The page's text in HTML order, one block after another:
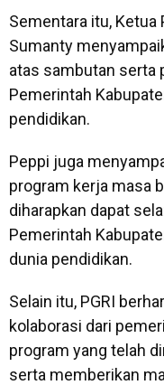
Sementara itu, Ketua
Sumanty
atas sambutan serta
Pemerintah
pendidikan.
Peppi juga
program kerja masa
diharapkan dapat
Pemerintah
dunia pendidikan.
Selain itu, PGRI
kolaborasi dari
program yang telah
serta memberikan